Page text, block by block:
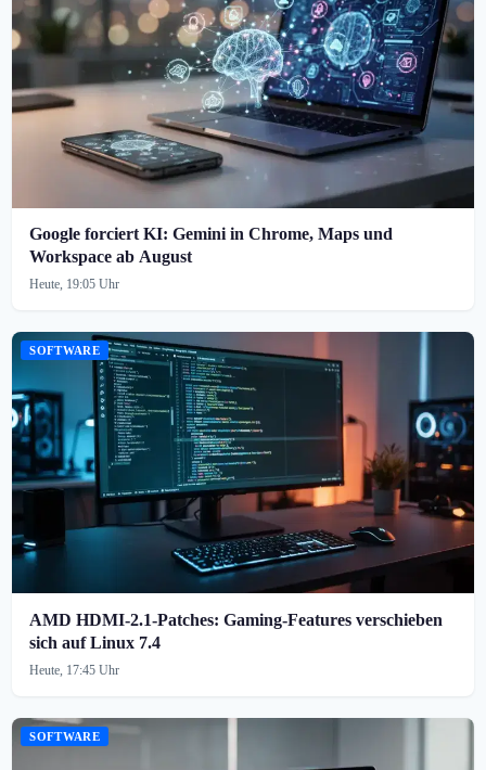
Google forciert KI: Gemini in Chrome, Maps und
Workspace ab August
Heute, 19:05 Uhr
SOFTWARE
AMD HDMI-2.1-Patches: Gaming-Features verschieben
sich auf Linux 7.4
Heute, 17:45 Uhr
SOFTWARE